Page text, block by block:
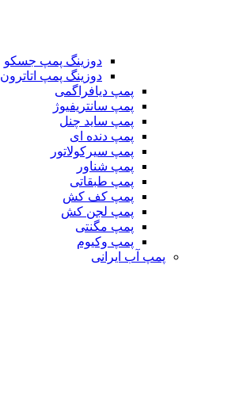
دوزینگ پمپ جسکو
دوزینگ پمپ اتاترون
پمپ دیافراگمی
پمپ سانتریفیوژ
پمپ ساید چنل
پمپ دنده ای
پمپ سیرکولاتور
پمپ شناور
پمپ طبقاتی
پمپ کف کش
پمپ لجن کش
پمپ مگنتی
پمپ وکیوم
پمپ آب ایرانی